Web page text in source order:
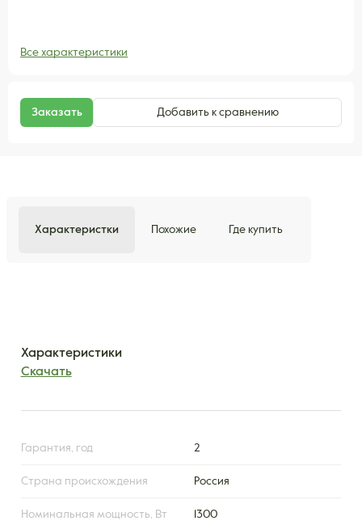
Все характеристики
Заказать Добавить к сравнению
Характеристки Похожие Где купить
Характеристики
Скачать
Гарантия, год 2
Страна происхождения Россия
Номинальная мощность, Вт 1300